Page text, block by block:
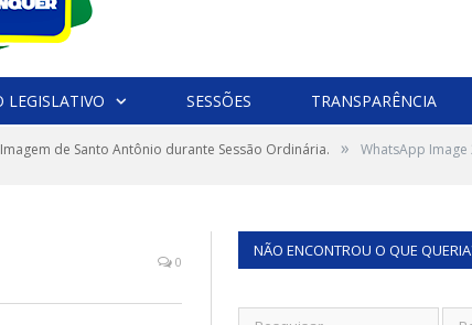
LEGISLATIVO SESSÕES TRANSPARÊNCIA
de Santo Antônio durante Sessão Ordinária. » WhatsApp Image
0
NÃO ENCONTROU O QUE